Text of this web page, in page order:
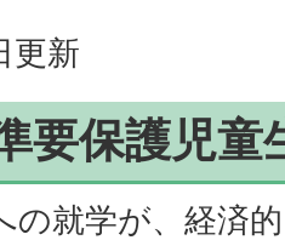
更新
要保護児童
の就学が、経済